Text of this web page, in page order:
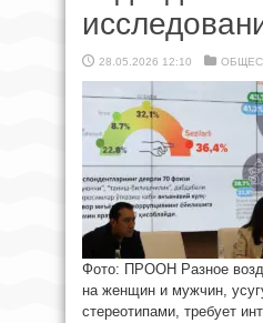
28.05.2026 12:10
Фото: ПРООН Разное
на женщин и мужчин,
стереотипами, требует